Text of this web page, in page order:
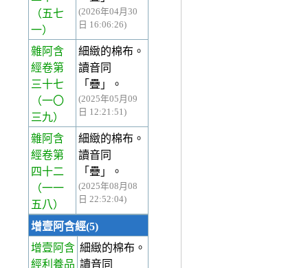
（五七
一）
(2026年04月30
日 16:06:26)
雜阿含
經卷第
三十七
（一〇
三九）
細緻的棉布。
讀音同
「疊」。
(2025年05月09
日 12:21:51)
雜阿含
經卷第
四十二
（一一
五八）
細緻的棉布。
讀音同
「疊」。
(2025年08月08
日 22:52:04)
增壹阿含經(5)
增壹阿含
經利養品
細緻的棉布。
讀音同